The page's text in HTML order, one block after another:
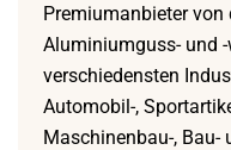
Premiumanbieter
Aluminiumguss- und
verschiedensten
Automobil-,
Maschinenbau-, Bau-